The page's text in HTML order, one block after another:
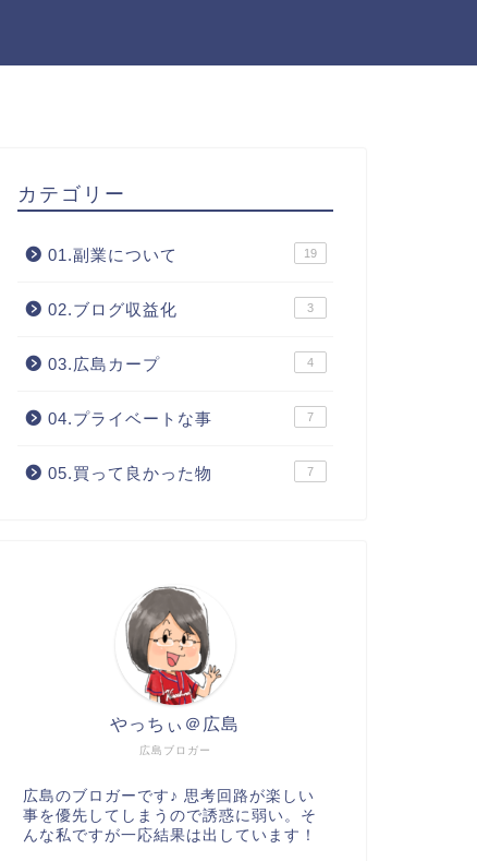
カテゴリー
01.副業について 19
02.ブログ収益化 3
03.広島カープ 4
04.プライベートな事 7
05.買って良かった物 7
広島ブロガー
やっちぃ＠広島
広島のブロガーです♪ 思考回路が楽しい
事を優先してしまうので誘惑に弱い。そ
んな私ですが一応結果は出しています！